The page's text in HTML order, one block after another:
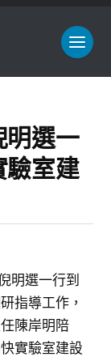
明選一
驗室建
明選一行到
指導工作，
陳岸明陪
實驗室建設